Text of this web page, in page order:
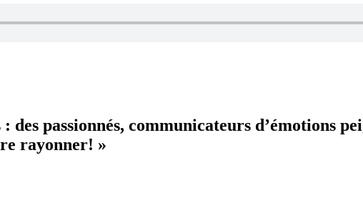
passionnés, communicateurs d’émotions
rayonner! »